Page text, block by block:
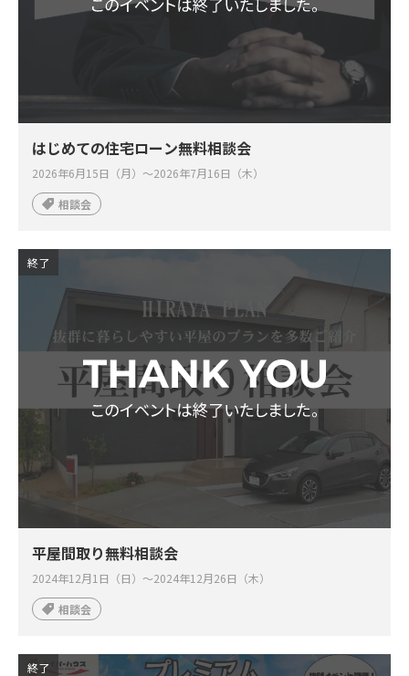
はじめての住宅ローン無料相談会
2026年6月15日（月）～2026年7月16日（木）
相談会
終了
平屋間取り無料相談会
2024年12月1日（日）～2024年12月26日（木）
相談会
終了